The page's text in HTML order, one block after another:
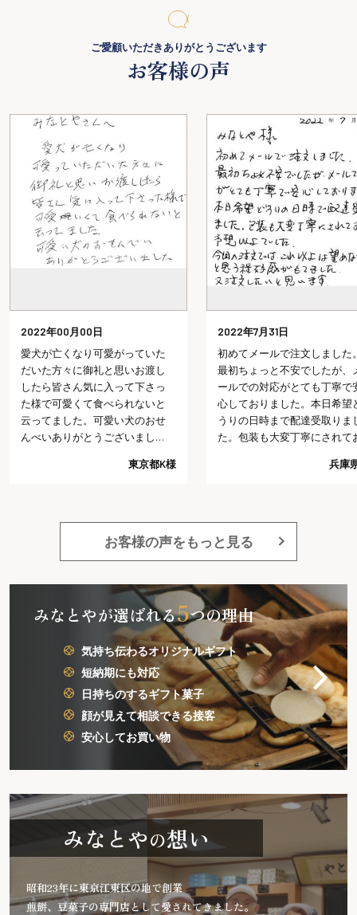
ご愛顧いただきありがとうございます
お客様の声
2022年00月00日
愛犬が亡くなり可愛がっていた
だいた方々に御礼と思いお渡し
したら皆さん気に入って下さっ
た様で可愛くて食べられないと
云ってました。可愛い犬のおせ
んべいありがとうございまし
東京都K様
2022年7月31日
初めてメールで注文しました
最初ちょっと不安でしたが、
ールでの対応がとても丁寧で
心しておりました。本日希望
うりの日時まで配達受取りま
た。包装も大変丁寧にされて
では、これ以上は望めないだ
兵庫
お客様の声をもっと見る
みなとやが選ばれる5つの理由
気持ち伝わるオリジナルギフト
短納期にも対応
日持ちのするギフト菓子
顔が見えて相談できる接客
安心してお買い物
みなとやの想い
昭和23年に東京江東区の地で創業
煎餅、豆菓子の専門店として愛されてきました。